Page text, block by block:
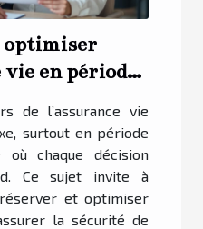
optimiser
en période
de l’assurance vie
surtout en période
où chaque décision
Ce sujet invite à
et optimiser
la sécurité de